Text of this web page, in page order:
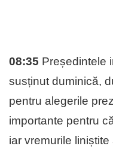
08:35 Președintele
susținut duminică,
pentru alegerile
importante pentru
iar vremurile liniștite